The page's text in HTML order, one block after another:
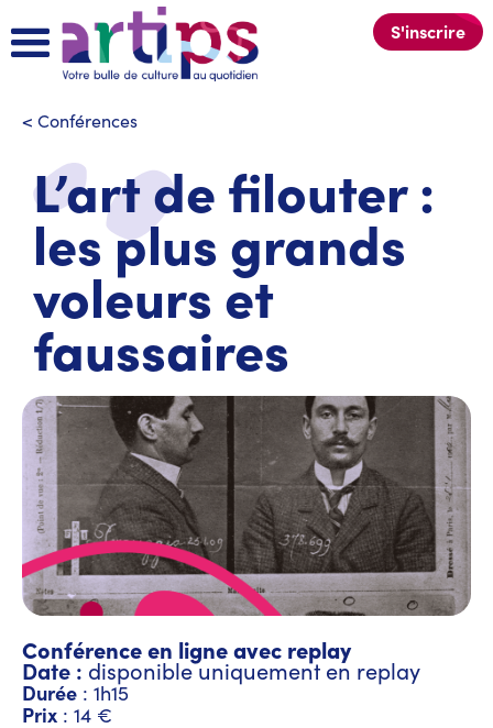
S'inscrire
< Conférences
L’art de filouter :
les plus grands
voleurs et
faussaires
Conférence en ligne avec replay
Date : disponible uniquement en replay
Durée : 1h15
Prix : 14 €